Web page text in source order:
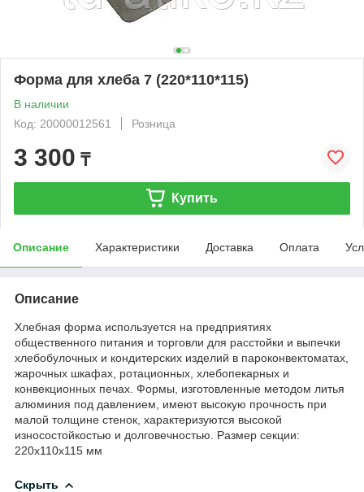
Форма для хлеба 7 (220*110*115)
В наличии
Код: 20000012561
Розница
3 300 ₸
Купить
Описание Характеристики Доставка Оплата
Описание
Хлебная форма используется на предприятиях
общественного питания и торговли для расстойки и выпечки
хлебобулочных и кондитерских изделий в пароконвектоматах,
жарочных шкафах, ротационных, хлебопекарных и
конвекционных печах. Формы, изготовленные методом литья
алюминия под давлением, имеют высокую прочность при
малой толщине стенок, характеризуются высокой
износостойкостью и долговечностью. Размер секции:
220х110х115 мм
Скрыть